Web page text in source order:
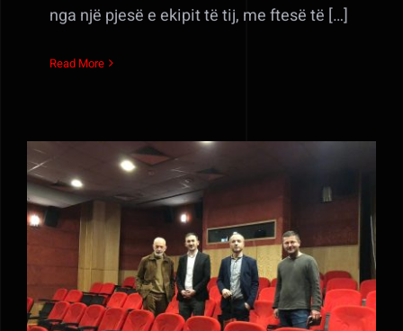
nga një pjesë e ekipit të tij, me ftesë të […]
Read More
Drejtori, Sani Saidi në vizitë te DOKUFEST